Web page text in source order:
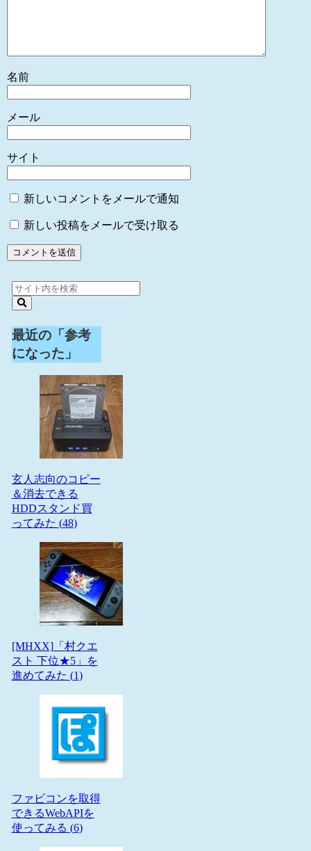
名前
メール
サイト
新しいコメントをメールで通知
新しい投稿をメールで受け取る
最近の「参考
になった」
玄人志向のコピー
＆消去できる
HDDスタンド買
ってみた (48)
[MHXX]「村クエ
スト 下位★5」を
進めてみた (1)
ファビコンを取得
できるWebAPIを
使ってみる (6)